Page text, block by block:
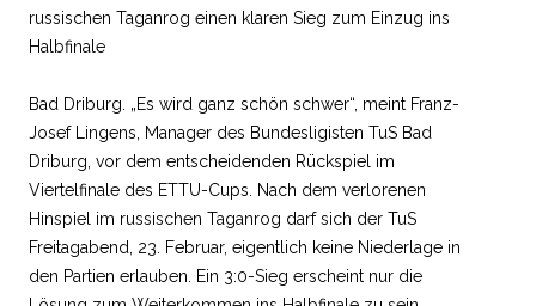
russischen Taganrog einen klaren Sieg zum Einzug ins
Halbfinale
Bad Driburg. „Es wird ganz schön schwer“, meint Franz-
Josef Lingens, Manager des Bundesligisten TuS Bad
Driburg, vor dem entscheidenden Rückspiel im
Viertelfinale des ETTU-Cups. Nach dem verlorenen
Hinspiel im russischen Taganrog darf sich der TuS
Freitagabend, 23. Februar, eigentlich keine Niederlage in
den Partien erlauben. Ein 3:0-Sieg erscheint nur die